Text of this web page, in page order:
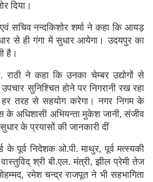
दिया।
सचिव नन्दकिशोर शर्मा ने कहा कि आयड़
से ही गंगा में सुधार आयेगा। उदयपुर का
है।
राठी ने कहा कि उनका चेम्बर उद्योगों से
सुनिश्चित होने पर निगरानी रख रहा
हर तरह से सहयोग करेगा। नगर निगम के
के अधिशासी अभियन्ता मुकेश जानी, संजीव
सुधार के प्रयासों की जानकारी दीं
के पूर्व निदेशक ओ.पी. माथुर, पूर्व मत्स्यकी
श्री बी.एल. मंत्री, झील प्रेमी तेज
रमेश चन्द्र राजपूत ने भी सहभागिता